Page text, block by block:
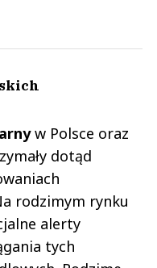
w Polsce oraz
dotąd
rodzimym rynku
alerty
tych